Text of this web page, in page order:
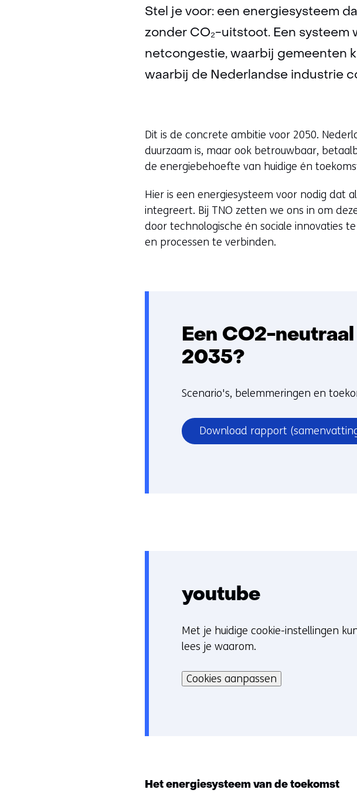
Stel je voor: een energiesysteem
zonder CO₂-uitstoot. Een
netcongestie, waarbij gemeenten
waarbij de Nederlandse industrie
Dit is de concrete ambitie voor 2050.
duurzaam is, maar ook betrouwbaar,
de energiebehoefte van huidige én
Hier is een energiesysteem voor nodig dat
integreert. Bij TNO zetten we ons in om
door technologische én sociale innovaties
en processen te verbinden.
Een CO2-
2035?
Scenario's, belemmeringen en
Download rapport
youtube
C
o
k
k
Met je huidige cookie-instellingen
lees je waarom.
kan
website
Cookies aanpassen
Het energiesysteem van de toekomst